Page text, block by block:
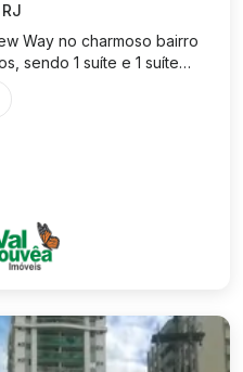
Way no charmoso bairro
sendo 1 suíte e 1 suíte
sala de estar,
uma sala de jantar